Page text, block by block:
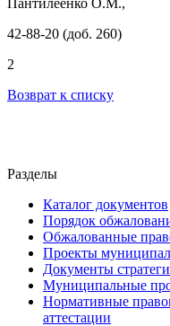
42-88-20 (доб. 260)
2
Возврат к списку
Разделы
Каталог документов
Порядок
Обжалованные
Проекты
Документы
Муниципальные
Нормативные
аттестации